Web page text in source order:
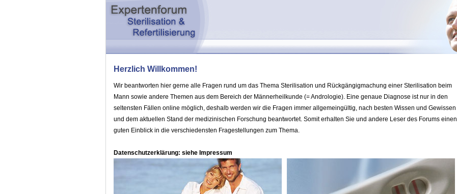
Herzlich Willkommen!
Wir beantworten hier gerne alle Fragen rund um das Thema Sterilisation und Rückgängigmachung einer Sterilisation beim
Mann sowie andere Themen aus dem Bereich der Männerheilkunde (= Andrologie). Eine genaue Diagnose ist nur in den
seltensten Fällen online möglich, deshalb werden wir die Fragen immer allgemeingültig, nach besten Wissen und Gewissen
und dem aktuellen Stand der medizinischen Forschung beantwortet. Somit erhalten Sie und andere Leser des Forums einen
guten Einblick in die verschiedensten Fragestellungen zum Thema.
Datenschutzerklärung: siehe Impressum